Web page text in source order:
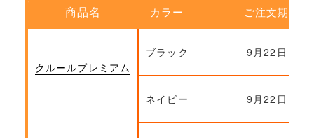
商品名 カラー ご注文期間
クルールプレミアム
ブラック 9月22日～
ネイビー 9月22日～